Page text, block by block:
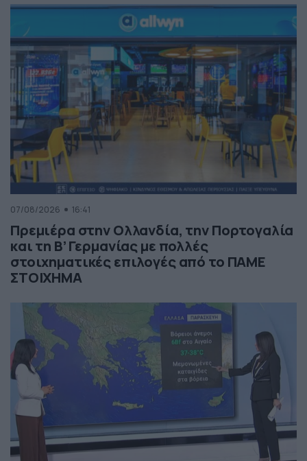
07/08/2026 16:41
Πρεμιέρα στην Ολλανδία, την Πορτογαλία
και τη Β’ Γερμανίας με πολλές
στοιχηματικές επιλογές από το ΠΑΜΕ
ΣΤΟΙΧΗΜΑ